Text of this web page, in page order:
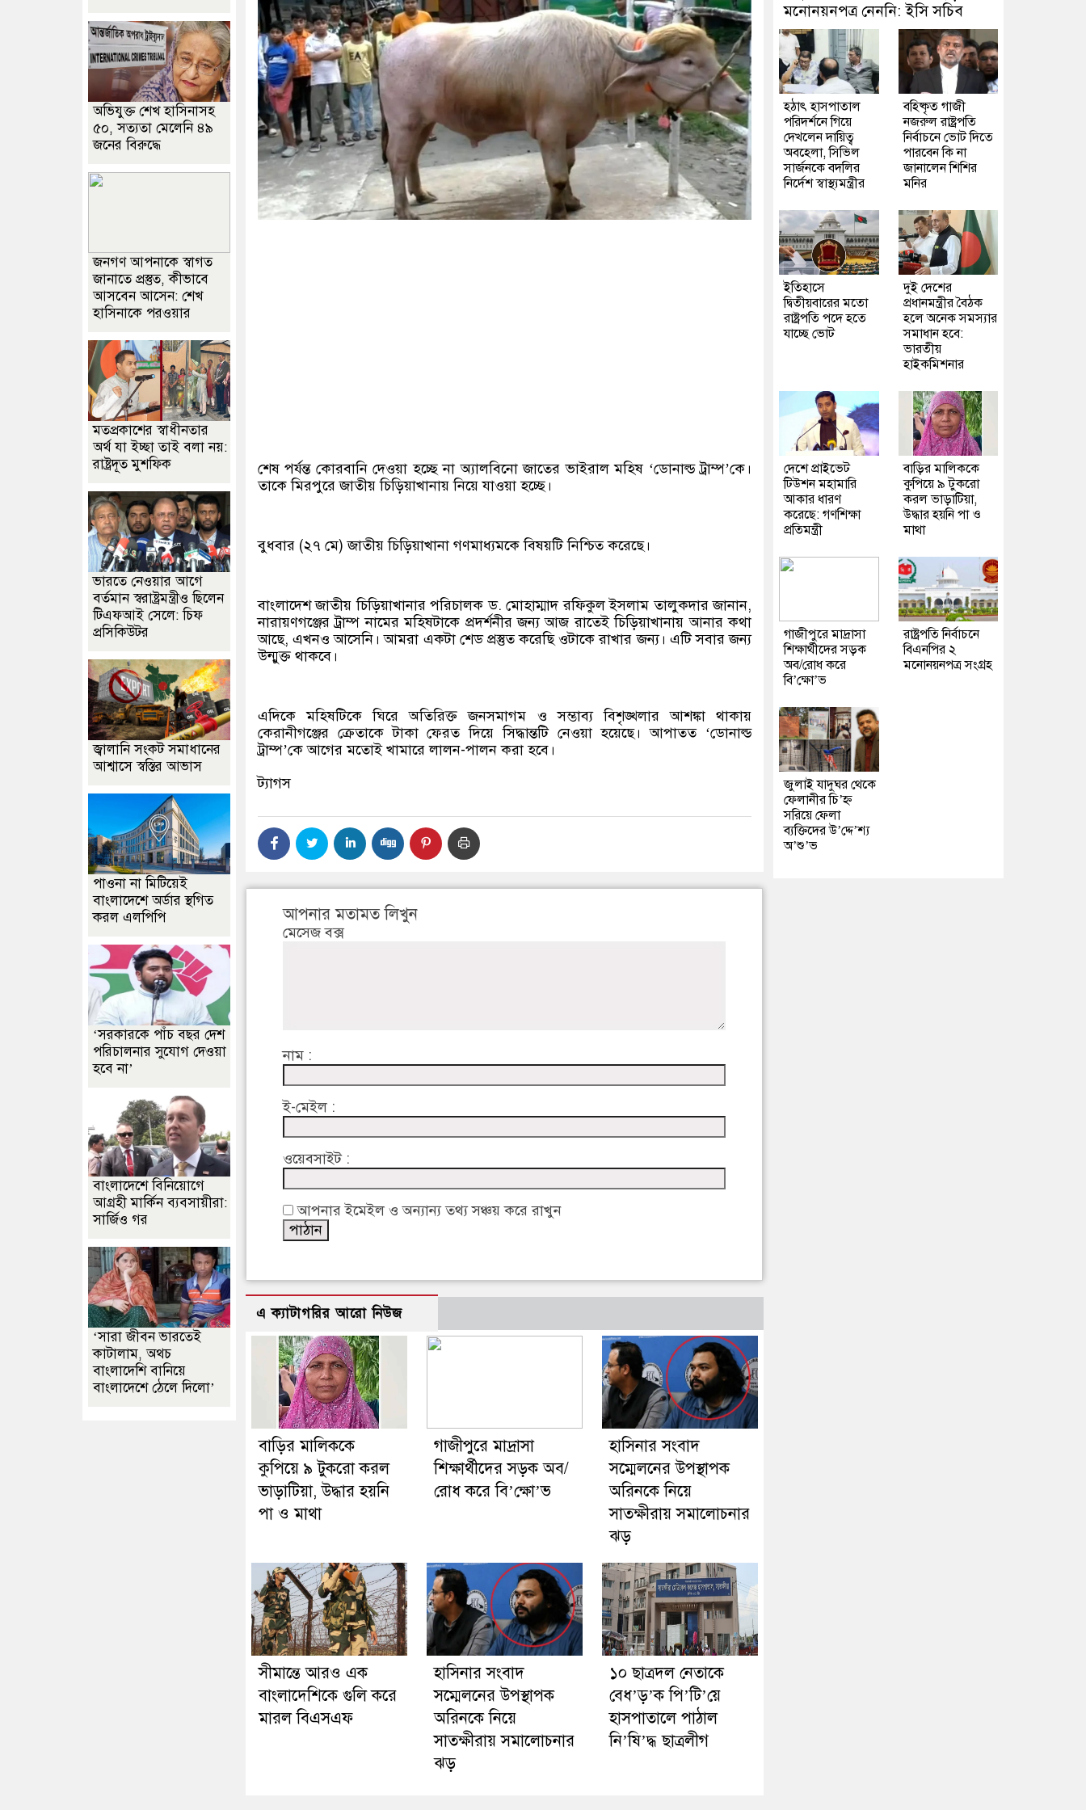
শেষ পর্যন্ত কোরবানি দেওয়া হচ্ছে না অ্যালবিনো জাতের ভাইরাল মহিষ ‘ডোনাল্ড ট্রাম্প’কে।
তাকে মিরপুরে জাতীয় চিড়িয়াখানায় নিয়ে যাওয়া হচ্ছে।
বুধবার (২৭ মে) জাতীয় চিড়িয়াখানা গণমাধ্যমকে বিষয়টি নিশ্চিত করেছে।
বাংলাদেশ জাতীয় চিড়িয়াখানার পরিচালক ড. মোহাম্মাদ রফিকুল ইসলাম তালুকদার জানান,
নারায়ণগঞ্জের ট্রাম্প নামের মহিষটাকে প্রদর্শনীর জন্য আজ রাতেই চিড়িয়াখানায় আনার কথা
আছে, এখনও আসেনি। আমরা একটা শেড প্রস্তুত করেছি ওটাকে রাখার জন্য। এটি সবার জন্য
উন্মুক্ত থাকবে।
এদিকে মহিষটিকে ঘিরে অতিরিক্ত জনসমাগম ও সম্ভাব্য বিশৃঙ্খলার আশঙ্কা থাকায়
কেরানীগঞ্জের ক্রেতাকে টাকা ফেরত দিয়ে সিদ্ধান্তটি নেওয়া হয়েছে। আপাতত ‘ডোনাল্ড
ট্রাম্প’কে আগের মতোই খামারে লালন-পালন করা হবে।
ট্যাগস
আপনার মতামত লিখুন
মেসেজ বক্স
নাম :
ই-মেইল :
ওয়েবসাইট :
আপনার ইমেইল ও অন্যান্য তথ্য সঞ্চয় করে রাখুন
এ ক্যাটাগরির আরো নিউজ
বাড়ির মালিককে
কুপিয়ে ৯ টুকরো করল
ভাড়াটিয়া, উদ্ধার হয়নি
পা ও মাথা
গাজীপুরে মাদ্রাসা
শিক্ষার্থীদের সড়ক অব/
রোধ করে বি’ক্ষো’ভ
হাসিনার সংবাদ
সম্মেলনের উপস্থাপক
অরিনকে নিয়ে
সাতক্ষীরায় সমালোচনার
ঝড়
সীমান্তে আরও এক
বাংলাদেশিকে গুলি করে
মারল বিএসএফ
হাসিনার সংবাদ
সম্মেলনের উপস্থাপক
অরিনকে নিয়ে
সাতক্ষীরায় সমালোচনার
ঝড়
১০ ছাত্রদল নেতাকে
বেধ’ড়’ক পি’টি’য়ে
হাসপাতালে পাঠাল
নি’ষি’দ্ধ ছাত্রলীগ
অভিযুক্ত শেখ হাসিনাসহ
৫০, সত্যতা মেলেনি ৪৯
জনের বিরুদ্ধে
জনগণ আপনাকে স্বাগত
জানাতে প্রস্তুত, কীভাবে
আসবেন আসেন: শেখ
হাসিনাকে পরওয়ার
মতপ্রকাশের স্বাধীনতার
অর্থ যা ইচ্ছা তাই বলা নয়:
রাষ্ট্রদূত মুশফিক
ভারতে নেওয়ার আগে
বর্তমান স্বরাষ্ট্রমন্ত্রীও ছিলেন
টিএফআই সেলে: চিফ
প্রসিকিউটর
জ্বালানি সংকট সমাধানের
আশ্বাসে স্বস্তির আভাস
পাওনা না মিটিয়েই
বাংলাদেশে অর্ডার স্থগিত
করল এলপিপি
‘সরকারকে পাঁচ বছর দেশ
পরিচালনার সুযোগ দেওয়া
হবে না’
বাংলাদেশে বিনিয়োগে
আগ্রহী মার্কিন ব্যবসায়ীরা:
সার্জিও গর
‘সারা জীবন ভারতেই
কাটালাম, অথচ
বাংলাদেশি বানিয়ে
বাংলাদেশে ঠেলে দিলো’
মনোনয়নপত্র নেননি: ইসি সচিব
হঠাৎ হাসপাতাল
পরিদর্শনে গিয়ে
দেখলেন দায়িত্ব
অবহেলা, সিভিল
সার্জনকে বদলির
নির্দেশ স্বাস্থ্যমন্ত্রীর
বহিষ্কৃত গাজী
নজরুল রাষ্ট্রপতি
নির্বাচনে ভোট দিতে
পারবেন কি না
জানালেন শিশির
মনির
ইতিহাসে
দ্বিতীয়বারের মতো
রাষ্ট্রপতি পদে হতে
যাচ্ছে ভোট
দুই দেশের
প্রধানমন্ত্রীর বৈঠক
হলে অনেক সমস্যার
সমাধান হবে:
ভারতীয়
হাইকমিশনার
দেশে প্রাইভেট
টিউশন মহামারি
আকার ধারণ
করেছে: গণশিক্ষা
প্রতিমন্ত্রী
বাড়ির মালিককে
কুপিয়ে ৯ টুকরো
করল ভাড়াটিয়া,
উদ্ধার হয়নি পা ও
মাথা
গাজীপুরে মাদ্রাসা
শিক্ষার্থীদের সড়ক
অব/রোধ করে
বি’ক্ষো’ভ
রাষ্ট্রপতি নির্বাচনে
বিএনপির ২
মনোনয়নপত্র সংগ্রহ
জুলাই যাদুঘর থেকে
ফেলানীর চি’হ্ন
সরিয়ে ফেলা
ব্যক্তিদের উ’দ্দে’শ্য
অ’শু’ভ